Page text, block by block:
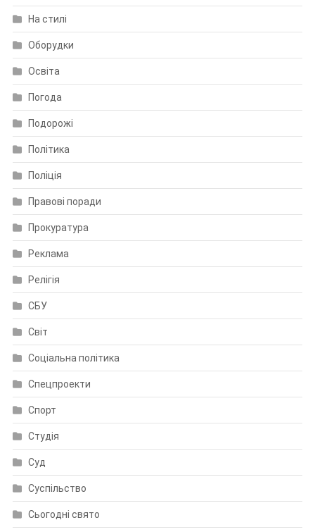
На стилі
Оборудки
Освіта
Погода
Подорожі
Політика
Поліція
Правові поради
Прокуратура
Реклама
Релігія
СБУ
Світ
Соціальна політика
Спецпроекти
Спорт
Студія
Суд
Суспільство
Сьогодні свято